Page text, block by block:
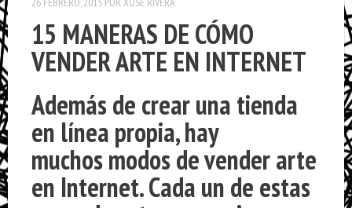
15 MANERAS DE CÓMO
VENDER ARTE EN INTERNET
Además de crear una tienda
en línea propia, hay
muchos modos de vender arte
en Internet. Cada un de estas